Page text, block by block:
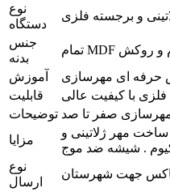
نوع
دستگاه
و برجسته فلزی
جنس
بدنه
آموزش
حرفه ای مهرسازی
قابلیت
فلزی با کیفیت عالی
توضیحات مهرسازی صفر تا صد
مزایا
ضخیم . ساخت مهر ژلاتینی و
نوع
ارسال
جهت شهرستان